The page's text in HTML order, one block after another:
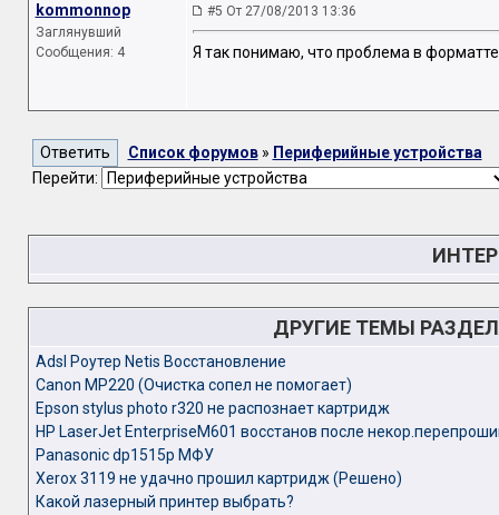
kommonnop
Заглянувший
Сообщения: 4
#5 От 27/08/2013 13:36
Я так понимаю, что проблема в
Список форумов» Периферийные устройства
Перейти:
ДРУГИЕ ТЕМЫ
Adsl Роутер Netis Восстановление
Canon MP220 (Очистка сопел не помогает)
Epson stylus photo r320 не распознает картридж
HP LaserJet EnterpriseM601 восстанов после
Panasonic dp1515p МФУ
Xerox 3119 не удачно прошил картридж (Решено)
Какой лазерный принтер выбрать?